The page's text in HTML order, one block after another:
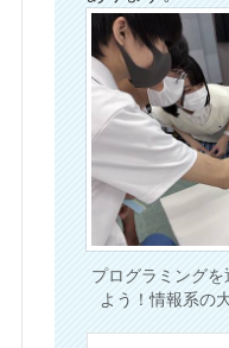
プログラミング
よう！情報系の